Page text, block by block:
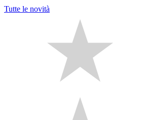
Tutte le novità